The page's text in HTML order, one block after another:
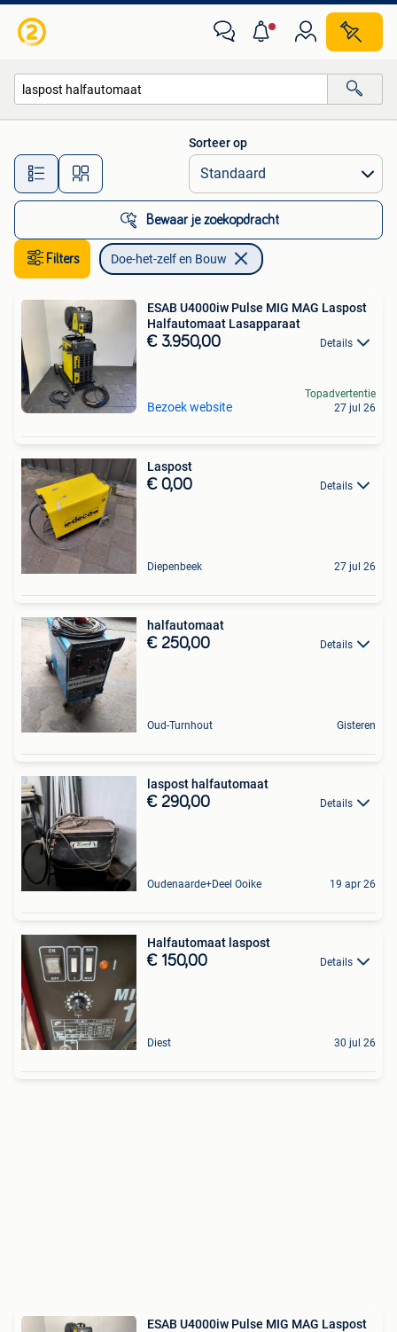
Alle afstanden…
Sorteer op
Bewaar je zoekopdracht
Filters Doe-het-zelf en Bouw
ESAB U4000iw Pulse MIG MAG Laspost
Halfautomaat Lasapparaat
€ 3.950,00 Details
Bezoek website
Topadvertentie
27 jul 26
Laspost
€ 0,00 Details
Diepenbeek 27 jul 26
halfautomaat
€ 250,00 Details
Oud-Turnhout Gisteren
laspost halfautomaat
€ 290,00 Details
Oudenaarde+Deel Ooike 19 apr 26
Halfautomaat laspost
€ 150,00 Details
Diest 30 jul 26
ESAB U4000iw Pulse MIG MAG Laspost